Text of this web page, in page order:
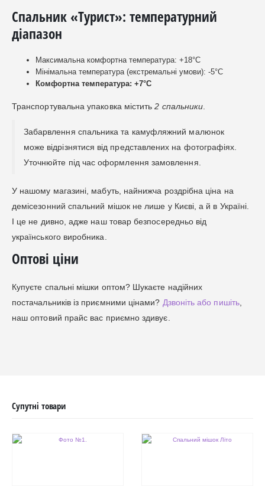
Спальник «Турист»: температурний
діапазон
Максимальна комфортна температура: +18°C
Мінімальна температура (екстремальні умови): -5°C
Комфортна температура: +7°C
Транспортувальна упаковка містить2 спальники
Забарвлення спальника та камуфляжний малюнок
може відрізнятися від представлених на фотографіях.
Уточнюйте під час оформлення замовлення.
У нашому магазині, мабуть, найнижча роздрібна ціна на
демісезонний спальний мішок не лише у Києві, а й в Україні.
І це не дивно, адже наш товар безпосередньо від
українського виробника.
Оптові ціни
Купуєте спальні мішки оптом? Шукаєте надійних
постачальників із приємними цінами? Дзвоніть або пишіть,
наш оптовий прайс вас приємно здивує.
Супутні товари